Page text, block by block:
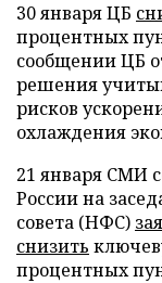
30 января ЦБ
процентных
сообщении ЦБ
решения
рисков
охлаждения
21 января СМИ
России на
совета (НФС)
снизить
процентных